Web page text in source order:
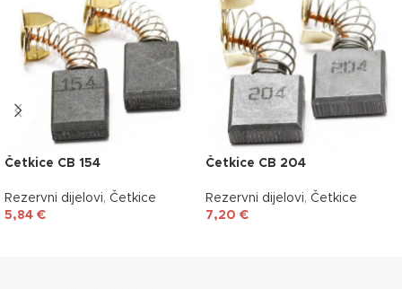
Četkice CB 154
Rezervni dijelovi, Četkice
5,84 €
Četkice CB 204
Rezervni dijelovi, Četkice
7,20 €